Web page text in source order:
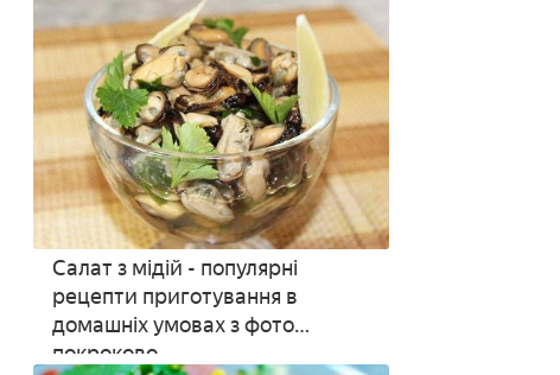
Салат з мідій - популярні
рецепти приготування в
домашніх умовах з фото
покроково